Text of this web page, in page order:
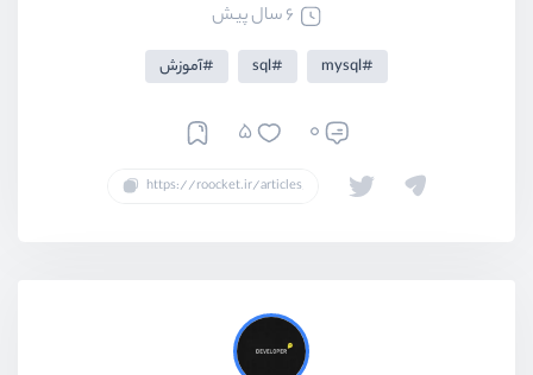
6 سال پیش
mysql
sql آموزش
0
5